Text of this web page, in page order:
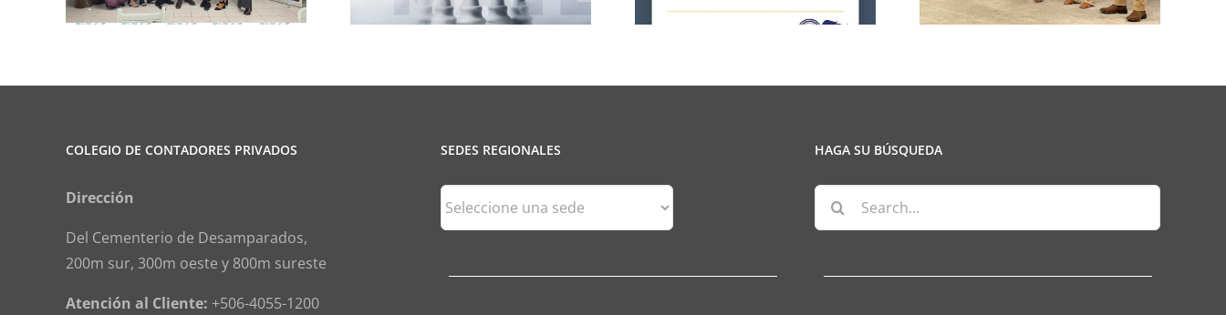
COLEGIO DE CONTADORES PRIVADOS
Dirección
Del Cementerio de Desamparados,
200m sur, 300m oeste y 800m sureste
Atención al Cliente: +506-4055-1200
SEDES REGIONALES
Sedes
Regionales
HAGA SU BÚSQUEDA
Search
for: